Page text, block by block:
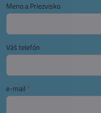
Meno a Priezvisko
Váš telefón
e-mail *